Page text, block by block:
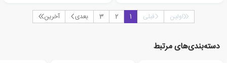
اولین قبلی 1
2
3 بعدی آخرین
دسته‌بندی‌های مرتبط